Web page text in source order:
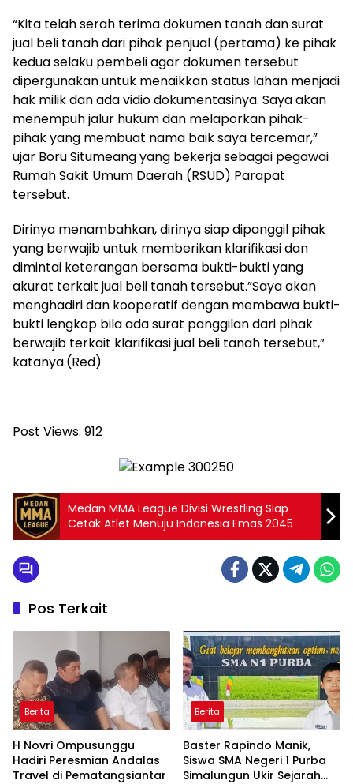
“Kita telah serah terima dokumen tanah dan surat
jual beli tanah dari pihak penjual (pertama) ke pihak
kedua selaku pembeli agar dokumen tersebut
dipergunakan untuk menaikkan status lahan menjadi
hak milik dan ada vidio dokumentasinya. Saya akan
menempuh jalur hukum dan melaporkan pihak-
pihak yang membuat nama baik saya tercemar,”
ujar Boru Situmeang yang bekerja sebagai pegawai
Rumah Sakit Umum Daerah (RSUD) Parapat
tersebut.
Dirinya menambahkan, dirinya siap dipanggil pihak
yang berwajib untuk memberikan klarifikasi dan
dimintai keterangan bersama bukti-bukti yang
akurat terkait jual beli tanah tersebut.”Saya akan
menghadiri dan kooperatif dengan membawa bukti-
bukti lengkap bila ada surat panggilan dari pihak
berwajib terkait klarifikasi jual beli tanah tersebut,”
katanya.(Red)
Post Views: 912
Medan MMA League Divisi Wrestling Siap
Cetak Atlet Menuju Indonesia Emas 2045
Pos Terkait
Berita
H Novri Ompusunggu
Hadiri Peresmian Andalas
Travel di Pematangsiantar
Berita
Baster Rapindo Manik,
Siswa SMA Negeri 1 Purba
Simalungun Ukir Sejarah